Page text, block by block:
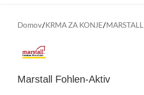
Domov/ KRMA ZA KONJE/ MARSTALL
Marstall Fohlen-Aktiv